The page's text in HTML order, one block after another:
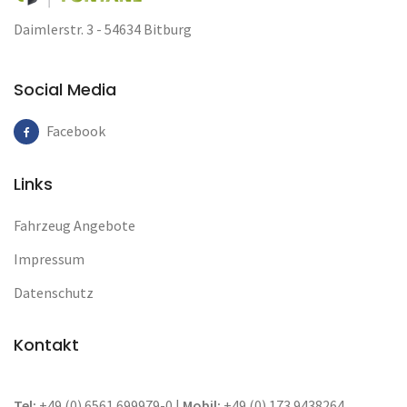
Daimlerstr. 3 - 54634 Bitburg
Social Media
Facebook
Links
Fahrzeug Angebote
Impressum
Datenschutz
Kontakt